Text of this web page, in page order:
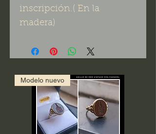
inscripción.( En la
madera)
Modelo nuevo